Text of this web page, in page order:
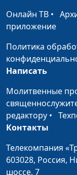
ничтожном
блестит
Великое
Что у тебя
Псалом 140
Онлайн ТВ •
приложение
Политика
Написать
Молитвенные
редактору •
Контакты
Телекомпания
603028, Россия,
шоссе, 7